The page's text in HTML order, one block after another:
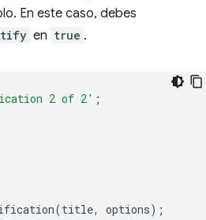
En este caso, debes
en true .
2 of 2' ;
(title, options);